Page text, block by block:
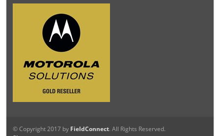
© Copyright 2017 by FieldConnect. All Rights Reserved.